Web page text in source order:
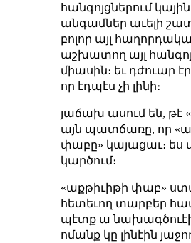
հանգոյցներում
անգամներ աւելի
բոլոր այլ
աշխատող այլ
միասին։ եւ դժուար
որ էդպէս չի լինի։
յաճախ ասում են, թէ
այն պատճառը, որ
փաբը» կայացաւ։ ես
կարծում։
«աքթիւիթի փաբ»
հետեւող տարբեր
պէտք ա
ոմանք կը լինէին